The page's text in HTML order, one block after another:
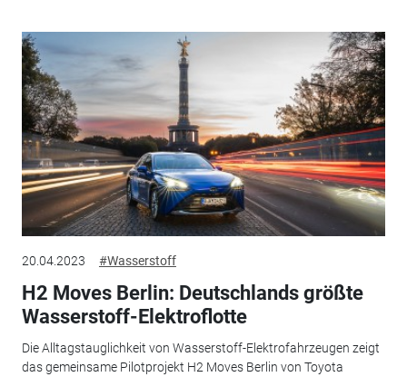
20.04.2023 #Wasserstoff
H2 Moves Berlin: Deutschlands größte
Wasserstoff-Elektroflotte
Die Alltagstauglichkeit von Wasserstoff-Elektrofahrzeugen zeigt
das gemeinsame Pilotprojekt H2 Moves Berlin von Toyota